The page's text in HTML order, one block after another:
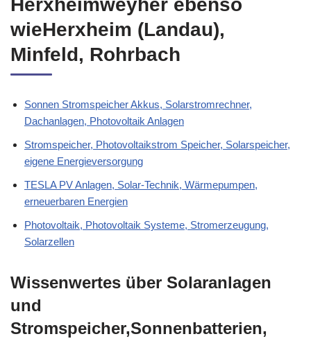
Winden, Insheim,
Herxheimweyher ebenso
wieHerxheim (Landau),
Dachanlagen, Photovoltaik Anlagen
eigene Energieversorgung
erneuerbaren Energien
Wissenwertes über Solaranlagen
und